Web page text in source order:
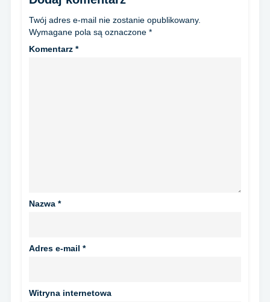
Twój adres e-mail nie zostanie opublikowany.
Wymagane pola są oznaczone *
Komentarz *
Nazwa *
Adres e-mail *
Witryna internetowa